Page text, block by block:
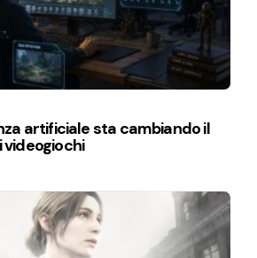
artificiale sta cambiando il